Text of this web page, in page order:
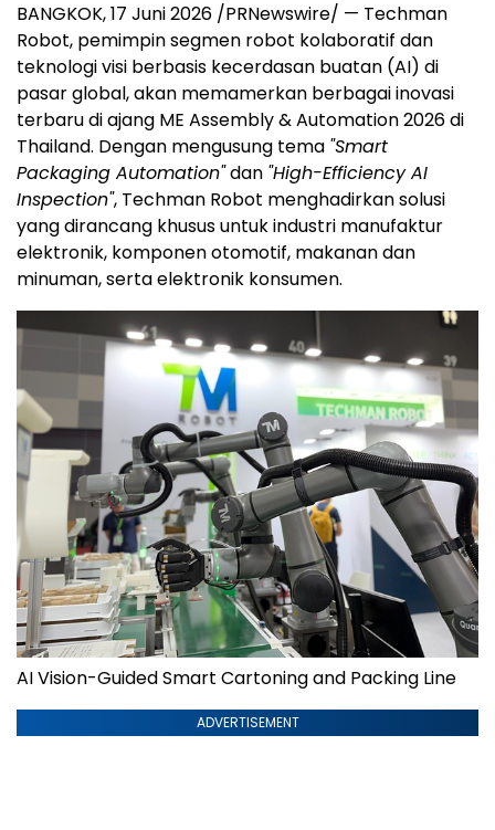
BANGKOK, 17 Juni 2026 /PRNewswire/ — Techman
Robot, pemimpin segmen robot kolaboratif dan
teknologi visi berbasis kecerdasan buatan (AI) di
pasar global, akan memamerkan berbagai inovasi
terbaru di ajang ME Assembly & Automation 2026 di
Thailand. Dengan mengusung tema "Smart
Packaging Automation"dan "High-Efficiency AI
Inspection", Techman Robot menghadirkan solusi
yang dirancang khusus untuk industri manufaktur
elektronik, komponen otomotif, makanan dan
minuman, serta elektronik konsumen.
AI Vision-Guided Smart Cartoning and Packing Line
ADVERTISEMENT